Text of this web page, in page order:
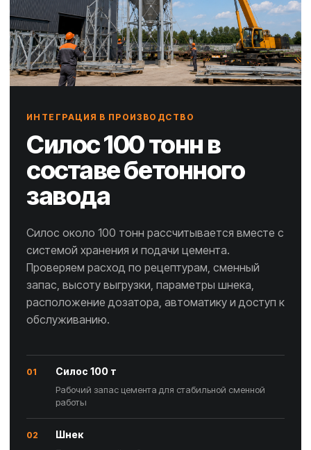
ИНТЕГРАЦИЯ В ПРОИЗВОДСТВО
Силос 100 тонн в
составе бетонного
завода
Силос около 100 тонн рассчитывается вместе с
системой хранения и подачи цемента.
Проверяем расход по рецептурам, сменный
запас, высоту выгрузки, параметры шнека,
расположение дозатора, автоматику и доступ к
обслуживанию.
01 Силос 100 т
Рабочий запас цемента для стабильной сменной
работы
02 Шнек